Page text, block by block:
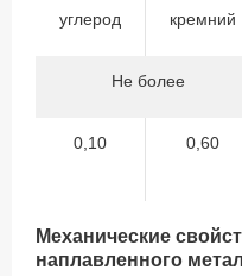
углерод кремний
Не более
0,10 0,60
Механические
наплавленного